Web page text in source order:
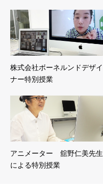
株式会社ボーネルンドデザイ
ナー特別授業
アニメーター 舘野仁美先生
による特別授業